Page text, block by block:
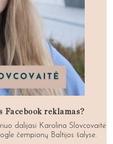
Facebook reklamas?
dalijasi Karolina Slovcovaitė
čempionų Baltijos šalyse.